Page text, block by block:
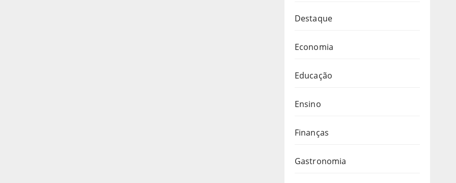
Destaque
Economia
Educação
Ensino
Finanças
Gastronomia